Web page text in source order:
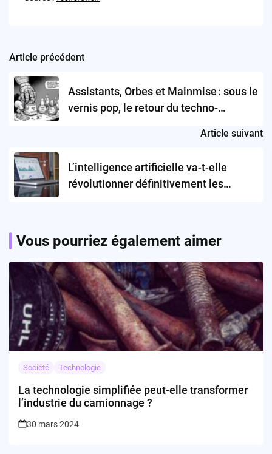
Post
navigation
Article précédent
Assistants, Orbes et Mainmise : sous le
vernis pop, le retour du techno-
Article suivant
L’intelligence artificielle va-t-elle
révolutionner définitivement les
Vous pourriez également aimer
Société Technologie
La technologie simplifiée peut-elle transformer
l’industrie du camionnage ?
30 mars 2024